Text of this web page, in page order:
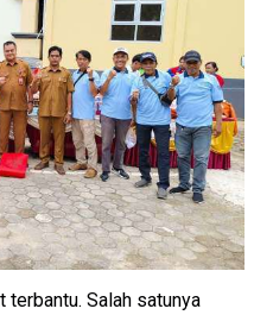
terbantu. Salah satunya